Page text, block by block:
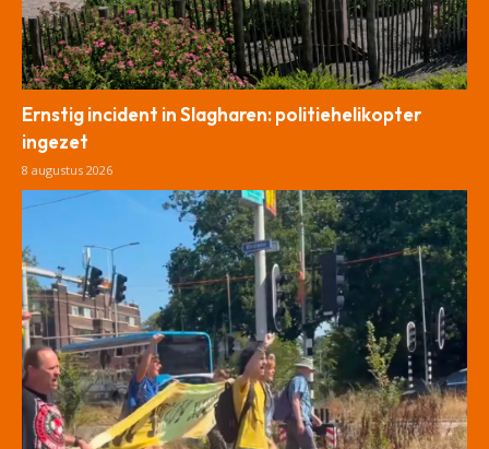
Ernstig incident in Slagharen: politiehelikopter
ingezet
8 augustus 2026